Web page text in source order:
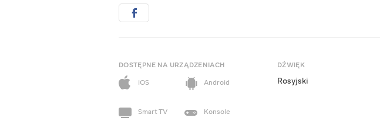
DOSTĘPNE NA URZĄDZENIACH
iOS
Android
Smart TV Konsole
DŹWIĘK
Rosyjski